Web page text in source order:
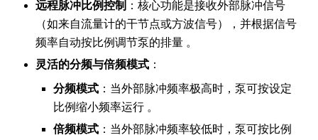
远程脉冲比例控制 ：核心功能是接收外部脉冲信号
（如来自流量计的干节点或方波信号），并根据信号
频率自动按比例调节泵的排量 。
灵活的分频与倍频模式 ：
分频模式 ：当外部脉冲频率极高时，泵可按设定
比例缩小频率运行 。
倍频模式 ：当外部脉冲频率较低时，泵可按比例